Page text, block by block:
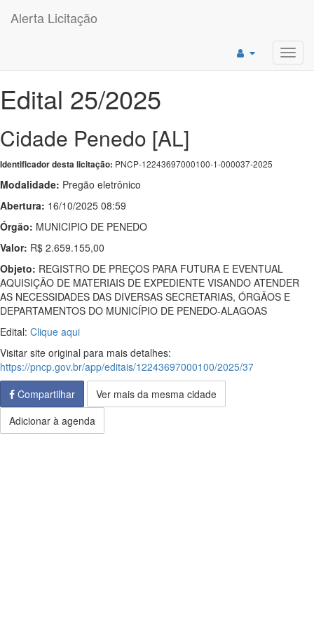
Alerta Licitação
Edital 25/2025
Cidade Penedo [AL]
Identificador desta licitação: PNCP-12243697000100-1-000037-2025
Modalidade: Pregão eletrônico
Abertura: 16/10/2025 08:59
Órgão: MUNICIPIO DE PENEDO
Valor: R$ 2.659.155,00
Objeto: REGISTRO DE PREÇOS PARA FUTURA E EVENTUAL
AQUISIÇÃO DE MATERIAIS DE EXPEDIENTE VISANDO ATENDER
AS NECESSIDADES DAS DIVERSAS SECRETARIAS, ÓRGÃOS E
DEPARTAMENTOS DO MUNICÍPIO DE PENEDO-ALAGOAS
Edital: Clique aqui
Visitar site original para mais detalhes:
https://pncp.gov.br/app/editais/12243697000100/2025/37
Compartilhar
Ver mais da mesma cidade
Adicionar à agenda